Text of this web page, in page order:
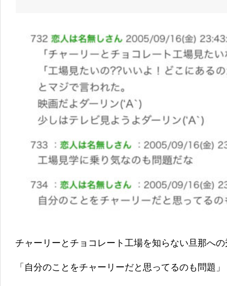
チャーリーとチョコレート工場を知らない旦那へ
「自分のことをチャーリーだと思ってるのも問題」